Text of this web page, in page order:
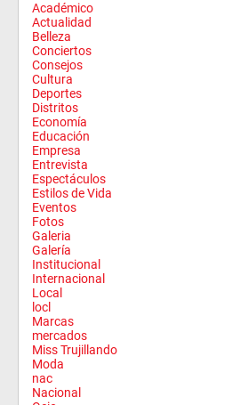
Académico
Actualidad
Belleza
Conciertos
Consejos
Cultura
Deportes
Distritos
Economía
Educación
Empresa
Entrevista
Espectáculos
Estilos de Vida
Eventos
Fotos
Galeria
Galería
Institucional
Internacional
Local
locl
Marcas
mercados
Miss Trujillando
Moda
nac
Nacional